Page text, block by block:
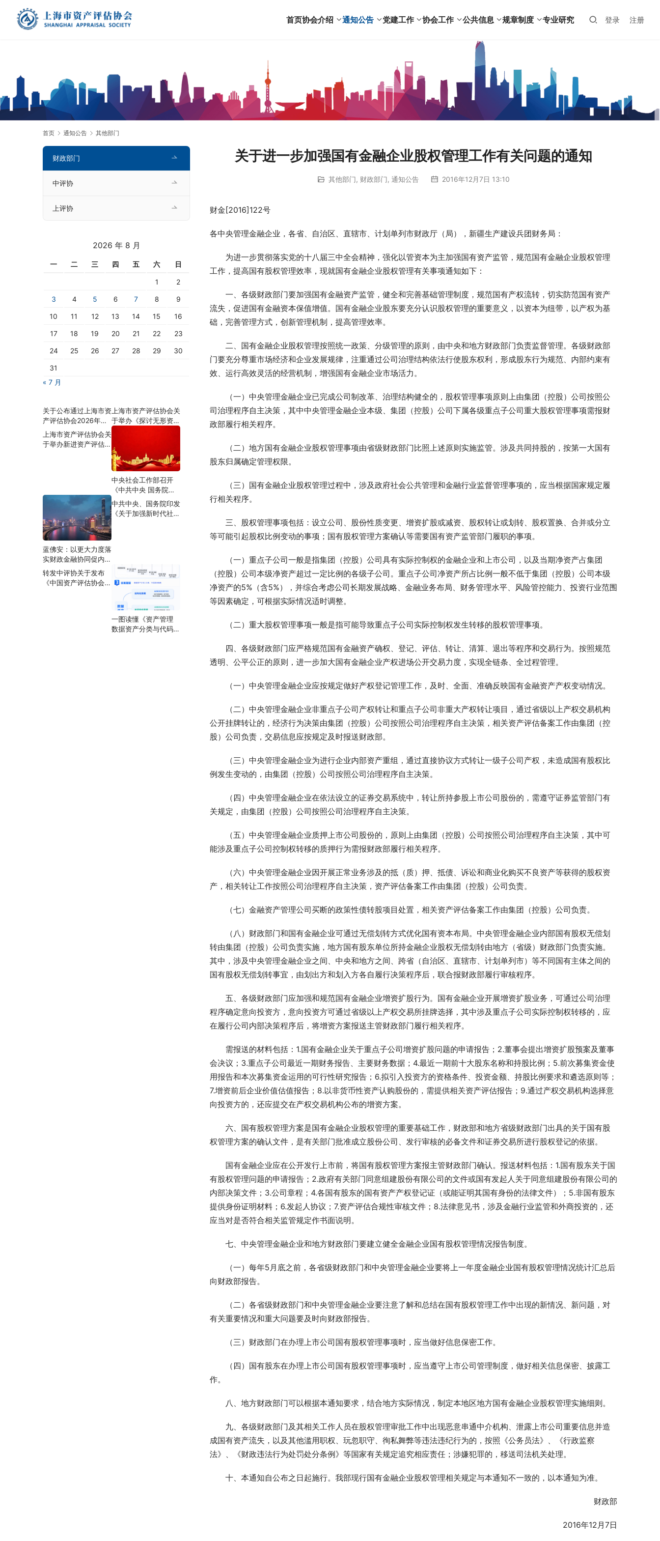
首页协会介绍 通知公告 党建工作 协会工作 公共信息 规章制度 专业研究 登录 注册
首页 通知公告 其他部门
关于进一步加强国有金融企业股权管理工作有关问题的通知
其他部门, 财政部门, 通知公告 2016年12月7日 13:10
财金[2016]122号
各中央管理金融企业，各省、自治区、直辖市、计划单列市财政厅（局），新疆生产建设兵团财务局：
为进一步贯彻落实党的十八届三中全会精神，强化以管资本为主加强国有资产监管，规范国有金融企业股权管理
工作，提高国有股权管理效率，现就国有金融企业股权管理有关事项通知如下：
一、各级财政部门要加强国有金融资产监管，健全和完善基础管理制度，规范国有产权流转，切实防范国有资产
流失，促进国有金融资本保值增值。国有金融企业股东要充分认识股权管理的重要意义，以资本为纽带，以产权为基
础，完善管理方式，创新管理机制，提高管理效率。
二、国有金融企业股权管理按照统一政策、分级管理的原则，由中央和地方财政部门负责监督管理。各级财政部
门要充分尊重市场经济和企业发展规律，注重通过公司治理结构依法行使股东权利，形成股东行为规范、内部约束有
效、运行高效灵活的经营机制，增强国有金融企业市场活力。
（一）中央管理金融企业已完成公司制改革、治理结构健全的，股权管理事项原则上由集团（控股）公司按照公
司治理程序自主决策，其中中央管理金融企业本级、集团（控股）公司下属各级重点子公司重大股权管理事项需报财
政部履行相关程序。
（二）地方国有金融企业股权管理事项由省级财政部门比照上述原则实施监管。涉及共同持股的，按第一大国有
股东归属确定管理权限。
（三）国有金融企业股权管理过程中，涉及政府社会公共管理和金融行业监督管理事项的，应当根据国家规定履
行相关程序。
三、股权管理事项包括：设立公司、股份性质变更、增资扩股或减资、股权转让或划转、股权置换、合并或分立
等可能引起股权比例变动的事项；国有股权管理方案确认等需要国有资产监管部门履职的事项。
（一）重点子公司一般是指集团（控股）公司具有实际控制权的金融企业和上市公司，以及当期净资产占集团
（控股）公司本级净资产超过一定比例的各级子公司。重点子公司净资产所占比例一般不低于集团（控股）公司本级
净资产的5%（含5%），并综合考虑公司长期发展战略、金融业务布局、财务管理水平、风险管控能力、投资行业范围
等因素确定，可根据实际情况适时调整。
（二）重大股权管理事项一般是指可能导致重点子公司实际控制权发生转移的股权管理事项。
四、各级财政部门应严格规范国有金融资产确权、登记、评估、转让、清算、退出等程序和交易行为。按照规范
透明、公平公正的原则，进一步加大国有金融企业产权进场公开交易力度，实现全链条、全过程管理。
（一）中央管理金融企业应按规定做好产权登记管理工作，及时、全面、准确反映国有金融资产产权变动情况。
（二）中央管理金融企业非重点子公司产权转让和重点子公司非重大产权转让项目，通过省级以上产权交易机构
公开挂牌转让的，经济行为决策由集团（控股）公司按照公司治理程序自主决策，相关资产评估备案工作由集团（控
股）公司负责，交易信息应按规定及时报送财政部。
（三）中央管理金融企业为进行企业内部资产重组，通过直接协议方式转让一级子公司产权，未造成国有股权比
例发生变动的，由集团（控股）公司按照公司治理程序自主决策。
（四）中央管理金融企业在依法设立的证券交易系统中，转让所持参股上市公司股份的，需遵守证券监管部门有
关规定，由集团（控股）公司按照公司治理程序自主决策。
（五）中央管理金融企业质押上市公司股份的，原则上由集团（控股）公司按照公司治理程序自主决策，其中可
能涉及重点子公司控制权转移的质押行为需报财政部履行相关程序。
（六）中央管理金融企业因开展正常业务涉及的抵（质）押、抵债、诉讼和商业化购买不良资产等获得的股权资
产，相关转让工作按照公司治理程序自主决策，资产评估备案工作由集团（控股）公司负责。
（七）金融资产管理公司买断的政策性债转股项目处置，相关资产评估备案工作由集团（控股）公司负责。
（八）财政部门和国有金融企业可通过无偿划转方式优化国有资本布局。中央管理金融企业内部国有股权无偿划
转由集团（控股）公司负责实施，地方国有股东单位所持金融企业股权无偿划转由地方（省级）财政部门负责实施。
其中，涉及中央管理金融企业之间、中央和地方之间、跨省（自治区、直辖市、计划单列市）等不同国有主体之间的
国有股权无偿划转事宜，由划出方和划入方各自履行决策程序后，联合报财政部履行审核程序。
五、各级财政部门应加强和规范国有金融企业增资扩股行为。国有金融企业开展增资扩股业务，可通过公司治理
程序确定意向投资方，意向投资方可通过省级以上产权交易所挂牌选择，其中涉及重点子公司实际控制权转移的，应
在履行公司内部决策程序后，将增资方案报送主管财政部门履行相关程序。
需报送的材料包括：1.国有金融企业关于重点子公司增资扩股问题的申请报告；2.董事会提出增资扩股预案及董事
会决议；3.重点子公司最近一期财务报告、主要财务数据；4.最近一期前十大股东名称和持股比例；5.前次募集资金使
用报告和本次募集资金运用的可行性研究报告；6.拟引入投资方的资格条件、投资金额、持股比例要求和遴选原则等；
7.增资前后企业价值估值报告；8.以非货币性资产认购股份的，需提供相关资产评估报告；9.通过产权交易机构选择意
向投资方的，还应提交在产权交易机构公布的增资方案。
六、国有股权管理方案是国有金融企业股权管理的重要基础工作，财政部和地方省级财政部门出具的关于国有股
权管理方案的确认文件，是有关部门批准成立股份公司、发行审核的必备文件和证券交易所进行股权登记的依据。
国有金融企业应在公开发行上市前，将国有股权管理方案报主管财政部门确认。报送材料包括：1.国有股东关于国
有股权管理问题的申请报告；2.政府有关部门同意组建股份有限公司的文件或国有发起人关于同意组建股份有限公司的
内部决策文件；3.公司章程；4.各国有股东的国有资产产权登记证（或能证明其国有身份的法律文件）；5.非国有股东
提供身份证明材料；6.发起人协议；7.资产评估合规性审核文件；8.法律意见书，涉及金融行业监管和外商投资的，还
应当对是否符合相关监管规定作书面说明。
七、中央管理金融企业和地方财政部门要建立健全金融企业国有股权管理情况报告制度。
（一）每年5月底之前，各省级财政部门和中央管理金融企业要将上一年度金融企业国有股权管理情况统计汇总后
向财政部报告。
（二）各省级财政部门和中央管理金融企业要注意了解和总结在国有股权管理工作中出现的新情况、新问题，对
有关重要情况和重大问题要及时向财政部报告。
（三）财政部门在办理上市公司国有股权管理事项时，应当做好信息保密工作。
（四）国有股东在办理上市公司国有股权管理事项时，应当遵守上市公司管理制度，做好相关信息保密、披露工
作。
八、地方财政部门可以根据本通知要求，结合地方实际情况，制定本地区地方国有金融企业股权管理实施细则。
九、各级财政部门及其相关工作人员在股权管理审批工作中出现恶意串通中介机构、泄露上市公司重要信息并造
成国有资产流失，以及其他滥用职权、玩忽职守、徇私舞弊等违法违纪行为的，按照《公务员法》、《行政监察
法》、《财政违法行为处罚处分条例》等国家有关规定追究相应责任；涉嫌犯罪的，移送司法机关处理。
十、本通知自公布之日起施行。我部现行国有金融企业股权管理相关规定与本通知不一致的，以本通知为准。
财政部
2016年12月7日
财政部门
中评协
上评协
2026 年 8 月
一 二 三 四 五 六 日
1 2
3 4 5 6 7 8 9
10 11 12 13 14 15 16
17 18 19 20 21 22 23
24 25 26 27 28 29 30
31
« 7 月
关于公布通过上海市资
产评估协会2026年会
员资格年检名单的通知
上海市资产评估协会关
于举办《探讨无形资
源、资质对企业价值的
活动的通知
上海市资产评估协会关
于举办新进资产评估师
中央社会工作部召开
《中共中央 国务院关
于加强新时代社会工作
的意见》学习贯彻工作
部署推进会
蓝佛安：以更大力度落
实财政金融协同促内需
一揽子政策
中共中央、国务院印发
《关于加强新时代社会
转发中评协关于发布
《中国资产评估协会关
一图读懂《资产管理
数据资产分类与代码》